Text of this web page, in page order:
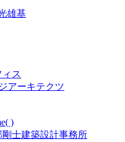
雄基
ス
アーキテクツ
)
士建築設計事務所